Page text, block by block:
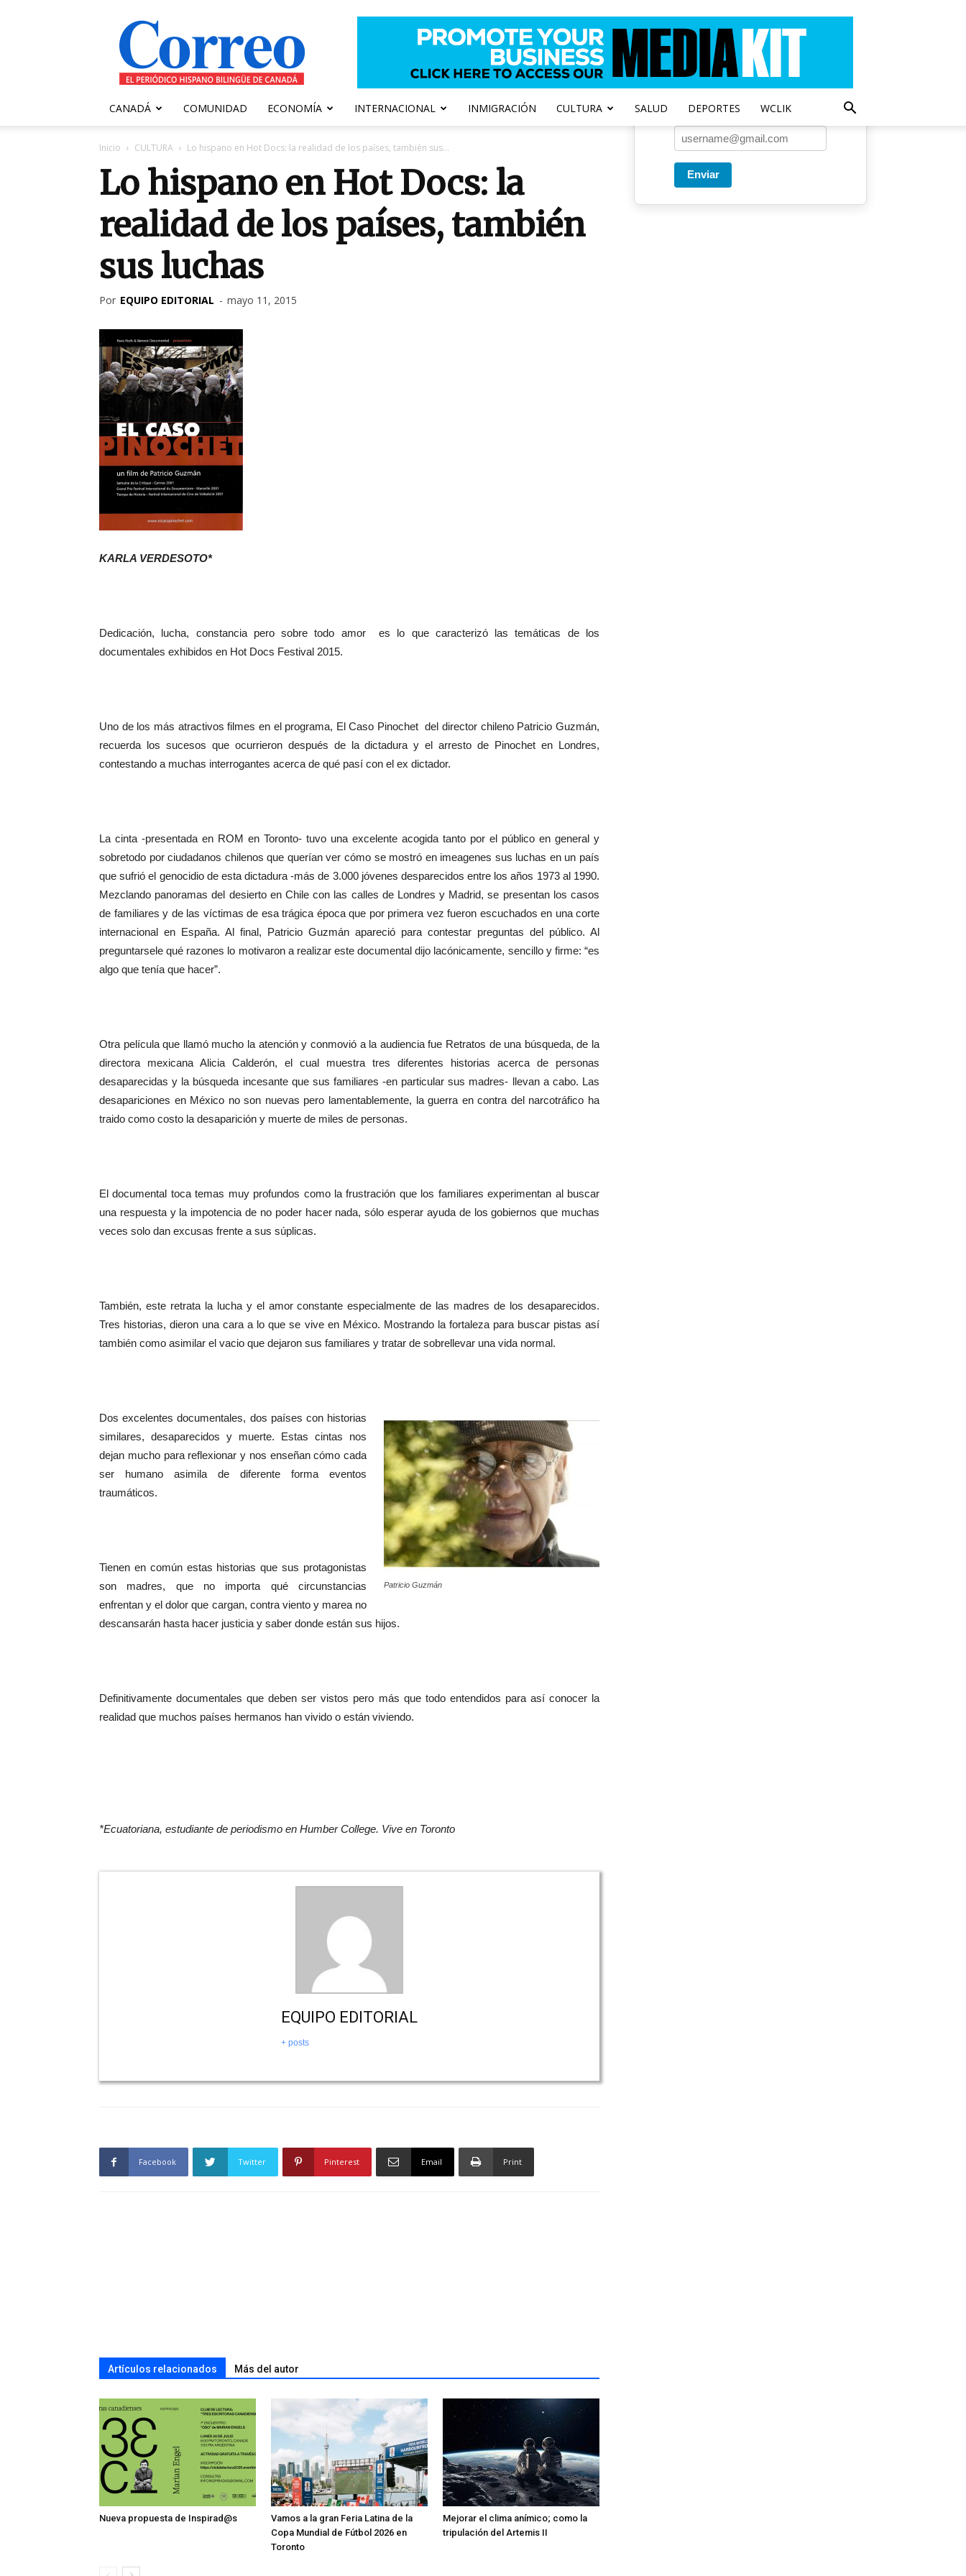
Correo
Canadiense
CANADÁ COMUNIDAD ECONOMÍA INTERNACIONAL INMIGRACIÓN CULTURA SALUD DEPORTES WCLIK
Inicio CULTURA Lo hispano en Hot Docs: la realidad de los países, también sus...
Lo hispano en Hot Docs: la
realidad de los países, también
sus luchas
Por EQUIPO EDITORIAL - mayo 11, 2015
KARLA VERDESOTO*
Dedicación, lucha, constancia pero sobre todo amor es lo que caracterizó las temáticas de los
documentales exhibidos en Hot Docs Festival 2015.
Uno de los más atractivos filmes en el programa, El Caso Pinochet del director chileno Patricio Guzmán,
recuerda los sucesos que ocurrieron después de la dictadura y el arresto de Pinochet en Londres,
contestando a muchas interrogantes acerca de qué pasí con el ex dictador.
La cinta -presentada en ROM en Toronto- tuvo una excelente acogida tanto por el público en general y
sobretodo por ciudadanos chilenos que querían ver cómo se mostró en imeagenes sus luchas en un país
que sufrió el genocidio de esta dictadura -más de 3.000 jóvenes desparecidos entre los años 1973 al 1990.
Mezclando panoramas del desierto en Chile con las calles de Londres y Madrid, se presentan los casos
de familiares y de las víctimas de esa trágica época que por primera vez fueron escuchados en una corte
internacional en España. Al final, Patricio Guzmán apareció para contestar preguntas del público. Al
preguntarsele qué razones lo motivaron a realizar este documental dijo lacónicamente, sencillo y firme: “es
algo que tenía que hacer”.
Otra película que llamó mucho la atención y conmovió a la audiencia fue Retratos de una búsqueda, de la
directora mexicana Alicia Calderón, el cual muestra tres diferentes historias acerca de personas
desaparecidas y la búsqueda incesante que sus familiares -en particular sus madres- llevan a cabo. Las
desapariciones en México no son nuevas pero lamentablemente, la guerra en contra del narcotráfico ha
traido como costo la desaparición y muerte de miles de personas.
El documental toca temas muy profundos como la frustración que los familiares experimentan al buscar
una respuesta y la impotencia de no poder hacer nada, sólo esperar ayuda de los gobiernos que muchas
veces solo dan excusas frente a sus súplicas.
También, este retrata la lucha y el amor constante especialmente de las madres de los desaparecidos.
Tres historias, dieron una cara a lo que se vive en México. Mostrando la fortaleza para buscar pistas así
también como asimilar el vacio que dejaron sus familiares y tratar de sobrellevar una vida normal.
Patricio Guzmán
Dos excelentes documentales, dos países con historias
similares, desaparecidos y muerte. Estas cintas nos
dejan mucho para reflexionar y nos enseñan cómo cada
ser humano asimila de diferente forma eventos
traumáticos.
Tienen en común estas historias que sus protagonistas
son madres, que no importa qué circunstancias
enfrentan y el dolor que cargan, contra viento y marea no
descansarán hasta hacer justicia y saber donde están sus hijos.
Definitivamente documentales que deben ser vistos pero más que todo entendidos para así conocer la
realidad que muchos países hermanos han vivido o están viviendo.
*Ecuatoriana, estudiante de periodismo en Humber College. Vive en Toronto
EQUIPO EDITORIAL
+ posts
Facebook Twitter Pinterest Email Print
Artículos relacionados Más del autor
Nueva propuesta de Inspirad@s
Vamos a la gran Feria Latina de la
Copa Mundial de Fútbol 2026 en
Toronto
Mejorar el clima anímico; como la
tripulación del Artemis II
Una vez a la semana enviamos
Enviar
Entregado por SendPulse